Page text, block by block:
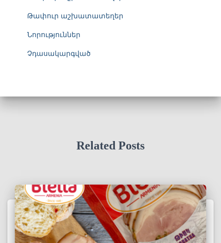
Թափուր աշխատատեղեր
Նորություններ
Չդասակարգված
Related Posts